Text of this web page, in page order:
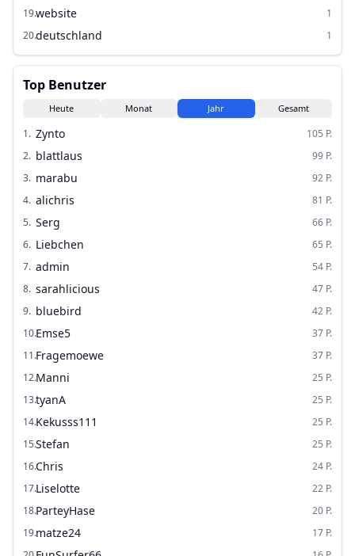
19.website
1
20.deutschland 1
Top Benutzer
Heute Monat Jahr Gesamt
1. Zynto 105 P.
2. blattlaus 99 P.
3. marabu 92 P.
4. alichris 81 P.
5. Serg 66 P.
6. Liebchen 65 P.
7. admin 54 P.
8. sarahlicious 47 P.
9. bluebird 42 P.
10.Emse5 37 P.
11.Fragemoewe 37 P.
12.Manni 25 P.
13.tyanA 25 P.
14.Kekusss111 25 P.
15.Stefan 25 P.
16.Chris 24 P.
17.Liselotte 22 P.
18.ParteyHase 20 P.
19.matze24 17 P.